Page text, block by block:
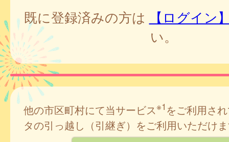
既に登録済みの方は
【ログイン
い。
他の市区町村にて当サービス※1 をご利用さ
タの引っ越し（引継ぎ）をご利用いただけ